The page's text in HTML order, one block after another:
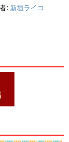
: 新垣ライコ